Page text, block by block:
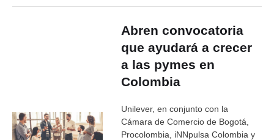
Abren convocatoria
que ayudará a crecer
a las pymes en
Colombia
Unilever, en conjunto con la
Cámara de Comercio de Bogotá,
Procolombia, iNNpulsa Colombia y